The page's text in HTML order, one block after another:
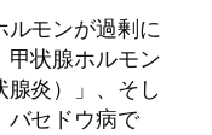
ルモンが過剰に
状腺ホルモン
炎）」、そし
バセドウ病で